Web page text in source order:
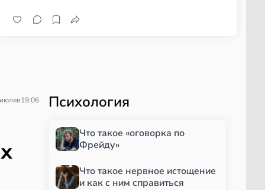
в19:06 Психология
Что такое «оговорка по
Фрейду»
Что такое нервное истощение
и как с ним справиться